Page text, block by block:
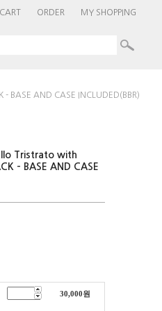
CART ORDER MY SHOPPING
AND CASE INCLUDED(BBR)
Tristrato with
- BASE AND CASE
30,000원